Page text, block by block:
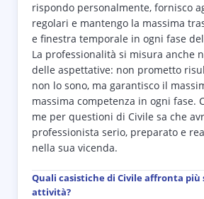
rispondo personalmente, fornisco
regolari e mantengo la massima
e finestra temporale in ogni fase
La professionalità si misura anche
delle aspettative: non prometto
non lo sono, ma garantisco il
massima competenza in ogni fase.
me per questioni di Civile sa che
professionista serio, preparato e
nella sua vicenda.
Quali casistiche di Civile affronta più
attività?